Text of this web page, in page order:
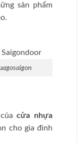
sản phẩm
củacửa nhựa
cho gia đình